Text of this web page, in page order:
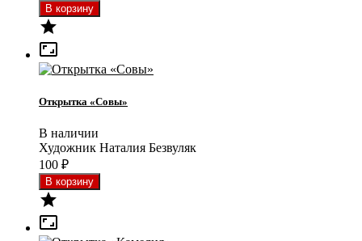


Открытка «Совы»
В наличии
Художник Наталия Безвуляк
100 ₽

